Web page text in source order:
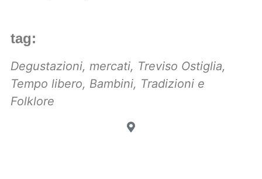
tag:
Degustazioni, mercati, Treviso Ostiglia,
Tempo libero, Bambini, Tradizioni e
Folklore